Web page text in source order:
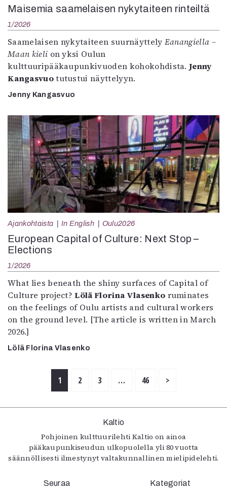
Maisemia saamelaisen nykytaiteen rinteiltä
1/2026
Saamelaisen nykytaiteen suurnäyttely Eanangiella –
Maan kieli on yksi Oulun
kulttuuripääkaupunkivuoden kohokohdista.Jenny
Kangasvuotutustui näyttelyyn.
Jenny Kangasvuo
Ajankohtaista In English Oulu2026
European Capital of Culture: Next Stop –
Elections
1/2026
What lies beneath the shiny surfaces of Capital of
Culture project?Lölä Florina Vlasenko ruminates
on the feelings of Oulu artists and cultural workers
on the ground level. [The article is written in March
2026.]
Lölä Florina Vlasenko
1 2 3 … 46 >
Kaltio
Pohjoinen kulttuurilehti Kaltio on ainoa
pääkaupunkiseudun ulkopuolella yli 80 vuotta
säännöllisesti ilmestynyt valtakunnallinen mielipidelehti.
Seuraa Kategoriat